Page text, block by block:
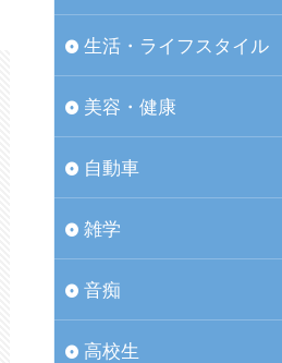
生活・ライフスタイル
美容・健康
自動車
雑学
音痴
高校生